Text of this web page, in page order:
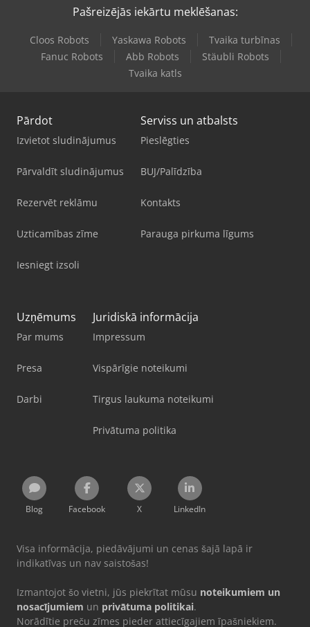
Pašreizējās iekārtu meklēšanas:
Cloos Robots Yaskawa Robots
Tvaika turbīnas
Fanuc Robots
Abb Robots
Stäubli Robots
Tvaika katls
Pārdot
Izvietot sludinājumus
Pārvaldīt sludinājumus
Rezervēt reklāmu
Uzticamības zīme
Iesniegt izsoli
Serviss un atbalsts
Pieslēgties
BUJ/Palīdzība
Kontakts
Parauga pirkuma līgums
Uzņēmums
Par mums
Presa
Darbi
Juridiskā informācija
Impressum
Vispārīgie noteikumi
Tirgus laukuma noteikumi
Privātuma politika
Blog Facebook X LinkedIn
Visa informācija, piedāvājumi un cenas šajā lapā ir
indikatīvas un nav saistošas!
Izmantojot šo vietni, jūs piekrītat mūsu noteikumiem un
nosacījumiem un privātuma politikai.
Norādītie preču zīmes pieder attiecīgajiem īpašniekiem.